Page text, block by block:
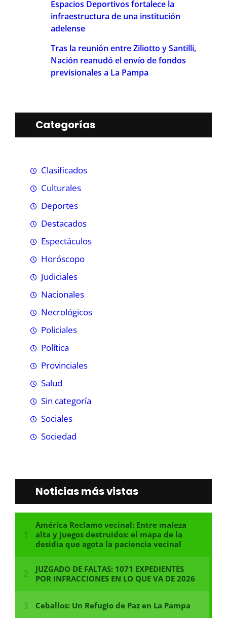
Espacios Deportivos fortalece la
infraestructura de una institución
adelense
Tras la reunión entre Ziliotto y Santilli,
Nación reanudó el envío de fondos
previsionales a La Pampa
Categorías
Clasificados
Culturales
Deportes
Destacados
Espectáculos
Horóscopo
Judiciales
Nacionales
Necrológicos
Policiales
Política
Provinciales
Salud
Sin categoría
Sociales
Sociedad
Noticias más vistas